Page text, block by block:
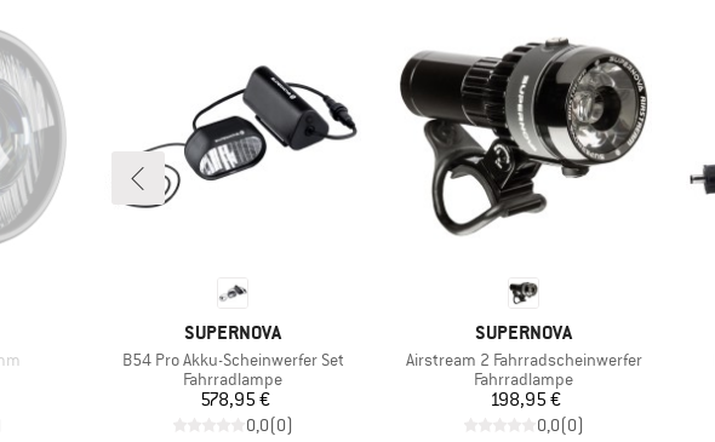
MARKE
SUPERNOVA
Artikel
B54 Pro Akku-Scheinwerfer Set
Produktgruppe
Fahrradlampe
Preis
578,95 €
0,0(0)
MARKE
SUPERNOVA
Artikel
Airstream 2 Fahrradscheinwerfer
Produktgruppe
Fahrradlampe
Preis
198,95 €
0,0(0)